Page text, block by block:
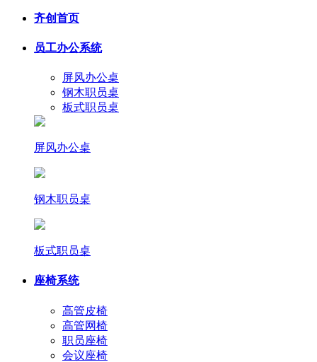
齐创首页
员工办公系统
屏风办公桌
钢木职员桌
板式职员桌
屏风办公桌
钢木职员桌
板式职员桌
座椅系统
高管皮椅
高管网椅
职员座椅
会议座椅